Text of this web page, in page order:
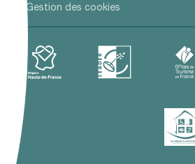
Gestion des cookies